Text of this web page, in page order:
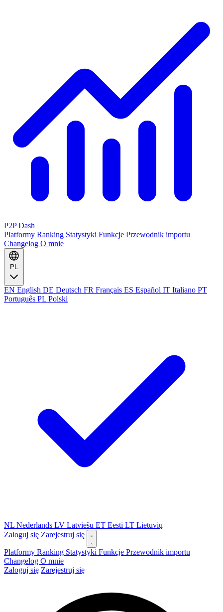
P2P Dash
Platformy Ranking Statystyki Funkcje Przewodnik importu
Changelog O mnie
PL
EN English DE Deutsch FR Français ES Español IT Italiano PT
Português PL Polski
NL Nederlands LV Latviešu ET Eesti LT Lietuvių
Zaloguj się Zarejestruj się
Platformy Ranking Statystyki Funkcje Przewodnik importu
Changelog O mnie
Zaloguj się Zarejestruj się